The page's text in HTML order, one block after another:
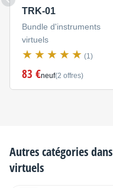
TRK-01
Bundle d'instruments
virtuels
(1)
83 €neuf(2 offres)
Autres catégories dans
virtuels